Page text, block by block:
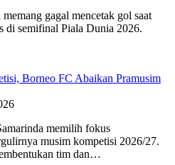
gagal mencetak gol saat
di semifinal Piala Dunia 2026.
Borneo FC Abaikan Pramusim
memilih fokus
musim kompetisi 2026/27.
tim dan…